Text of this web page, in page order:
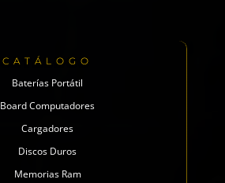
CATÁLOGO
Baterías Portátil
Board Computadores
Cargadores
Discos Duros
Memorias Ram